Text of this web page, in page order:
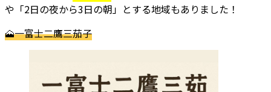
や「2日の夜から3日の朝」とする地域もありました！
🗻一富士二鷹三茄子